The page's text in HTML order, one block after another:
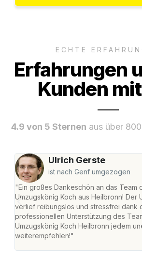
ECHTE
Erfahrungen
Kunden
4.9 von 5 Sternen aus über
Ulrich Gerste
ist nach Genf umgezogen
"Ein großes Dankeschön an das Team
Umzugskönig Koch aus Heilbronn! Der
verlief reibungslos und stressfrei dank
professionellen Unterstützung des
Umzugskönig Koch Heilbronn jedem
weiterempfehlen!"